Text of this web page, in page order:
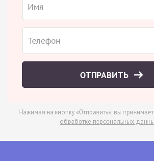
ОТПРАВИТЬ
Нажимая на кнопку «Отправить», вы
обработке персональных